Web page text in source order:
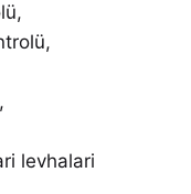
levhalari